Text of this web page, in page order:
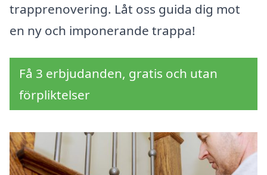
trapprenovering. Låt oss guida dig mot
en ny och imponerande trappa!
Få 3 erbjudanden, gratis och utan
förpliktelser